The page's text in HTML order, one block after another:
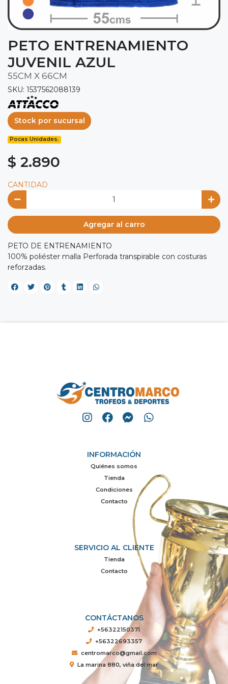
PETO ENTRENAMIENTO
JUVENIL AZUL
55CM X 66CM
SKU: 1537562088139
Stock por sucursal
Pocas Unidades.
$ 2.890
CANTIDAD
Agregar al carro
PETO DE ENTRENAMIENTO
100% poliéster malla Perforada transpirable con costuras
reforzadas.
INFORMACIÓN
Quiénes somos
Tienda
Condiciones
Contacto
SERVICIO AL CLIENTE
Tienda
Contacto
CONTÁCTANOS
+56322150371
+56322693357
centromarco@gmail.com
La marina 880, viña del mar